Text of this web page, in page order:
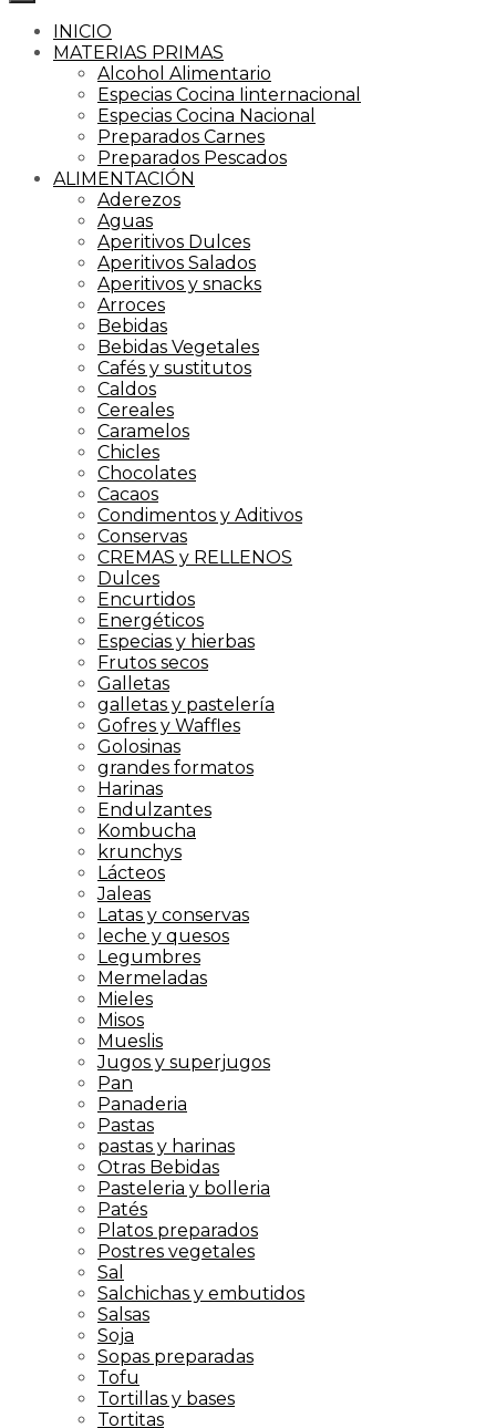
INICIO
MATERIAS PRIMAS
Alcohol Alimentario
Especias Cocina Iinternacional
Especias Cocina Nacional
Preparados Carnes
Preparados Pescados
ALIMENTACIÓN
Aderezos
Aguas
Aperitivos Dulces
Aperitivos Salados
Aperitivos y snacks
Arroces
Bebidas
Bebidas Vegetales
Cafés y sustitutos
Caldos
Cereales
Caramelos
Chicles
Chocolates
Cacaos
Condimentos y Aditivos
Conservas
CREMAS y RELLENOS
Dulces
Encurtidos
Energéticos
Especias y hierbas
Frutos secos
Galletas
galletas y pastelería
Gofres y Waffles
Golosinas
grandes formatos
Harinas
Endulzantes
Kombucha
krunchys
Lácteos
Jaleas
Latas y conservas
leche y quesos
Legumbres
Mermeladas
Mieles
Misos
Mueslis
Jugos y superjugos
Pan
Panaderia
Pastas
pastas y harinas
Otras Bebidas
Pasteleria y bolleria
Patés
Platos preparados
Postres vegetales
Sal
Salchichas y embutidos
Salsas
Soja
Sopas preparadas
Tofu
Tortillas y bases
Tortitas